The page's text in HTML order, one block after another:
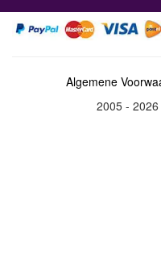
Algemene
2005 -